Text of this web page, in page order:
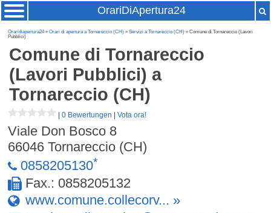
OrariDiApertura24
Oraridiapertura24»Orari di apertura a Tornareccio (CH) »Servizi a Tornareccio (CH) » Comune di Tornareccio (Lavori
Pubblici)
Comune di Tornareccio
(Lavori Pubblici) a
Tornareccio (CH)
|0 Bewertungen |Vota ora!
Viale Don Bosco 8
66046 Tornareccio (CH)
0858205130*
Fax.: 0858205132
www.comune.collecorv... »